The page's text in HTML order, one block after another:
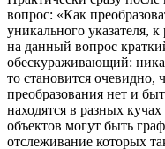
вопрос: «Как
уникального указателя,
на данный вопрос
обескураживающий:
то становится очевидно,
преобразования нет и
находятся в разных
объектов могут быть
отслеживание которых